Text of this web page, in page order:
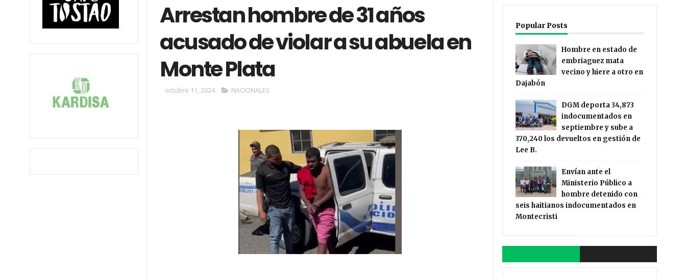
Arrestan hombre de 31 años
acusado de violar a su abuela en
Monte Plata
octubre 11, 2024 NACIONALES
Popular Posts
Hombre en estado de
embriaguez mata
vecino y hiere a otro en
Dajabón
DGM deporta 34,873
indocumentados en
septiembre y sube a
370,240 los devueltos en gestión de
Lee B.
Envían ante el
Ministerio Público a
hombre detenido con
seis haitianos indocumentados en
Montecristi